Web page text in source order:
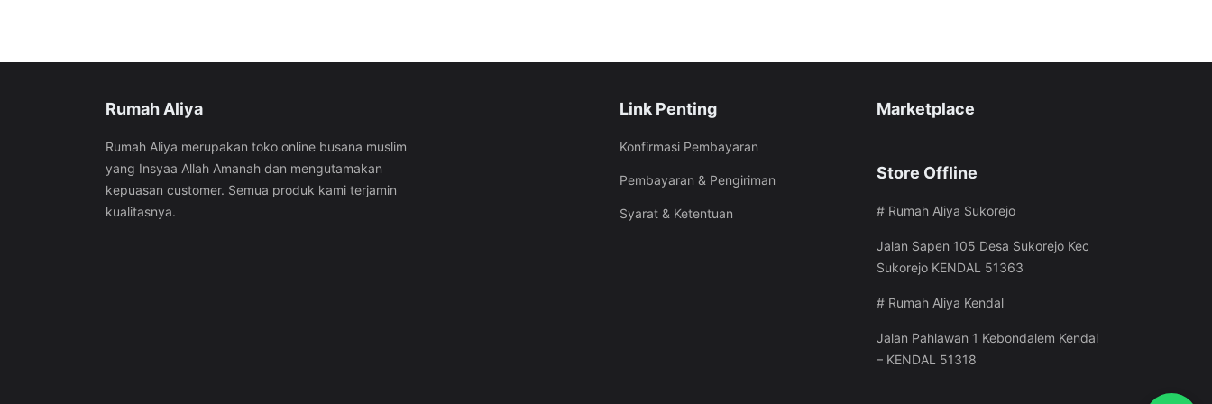
Rumah Aliya
Rumah Aliya merupakan toko online busana muslim
yang Insyaa Allah Amanah dan mengutamakan
kepuasan customer. Semua produk kami terjamin
kualitasnya.
Link Penting
Konfirmasi Pembayaran
Pembayaran & Pengiriman
Syarat & Ketentuan
Marketplace
Store Offline
# Rumah Aliya Sukorejo
Jalan Sapen 105 Desa Sukorejo Kec
Sukorejo KENDAL 51363
# Rumah Aliya Kendal
Jalan Pahlawan 1 Kebondalem Kendal
– KENDAL 51318